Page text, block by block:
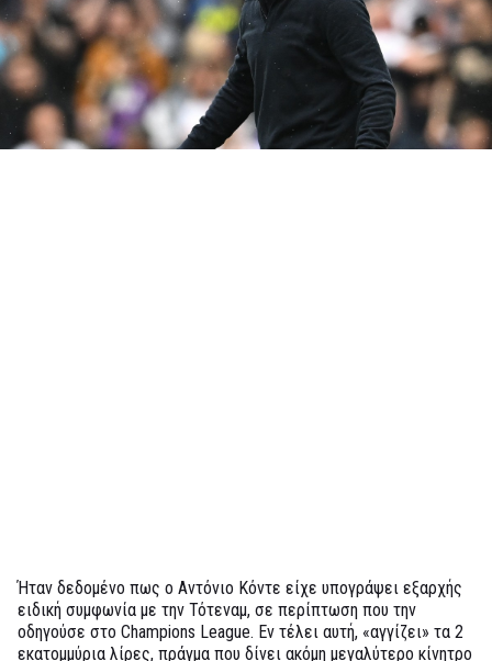
Ήταν δεδομένο πως ο Αντόνιο Κόντε είχε υπογράψει εξαρχής
ειδική συμφωνία με την Τότεναμ, σε περίπτωση που την
οδηγούσε στο Champions League. Εν τέλει αυτή, «αγγίζει» τα 2
εκατομμύρια λίρες, πράγμα που δίνει ακόμη μεγαλύτερο κίνητρο